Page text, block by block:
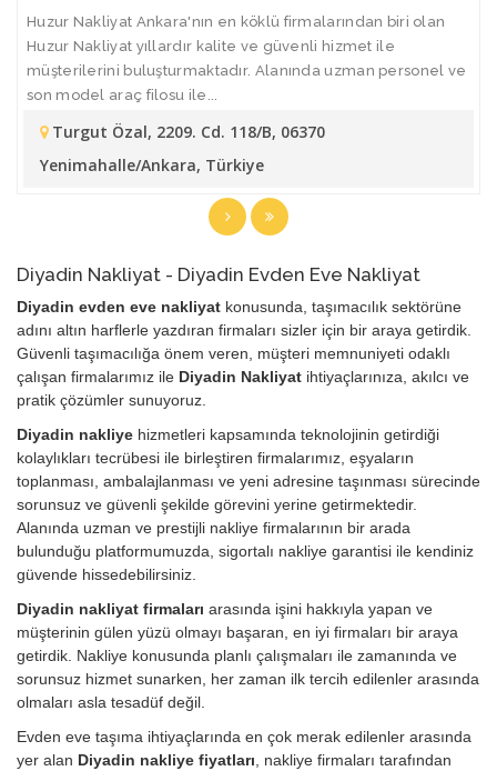
Huzur Nakliyat Ankara'nın en köklü firmalarından biri olan
Huzur Nakliyat yıllardır kalite ve güvenli hizmet ile
müşterilerini buluşturmaktadır. Alanında uzman personel ve
son model araç filosu ile...
Turgut Özal, 2209. Cd. 118/B, 06370
Yenimahalle/Ankara, Türkiye
Diyadin Nakliyat - Diyadin Evden Eve Nakliyat
Diyadin evden eve nakliyat konusunda, taşımacılık sektörüne
adını altın harflerle yazdıran firmaları sizler için bir araya getirdik.
Güvenli taşımacılığa önem veren, müşteri memnuniyeti odaklı
çalışan firmalarımız ile Diyadin Nakliyat ihtiyaçlarınıza, akılcı ve
pratik çözümler sunuyoruz.
Diyadin nakliye hizmetleri kapsamında teknolojinin getirdiği
kolaylıkları tecrübesi ile birleştiren firmalarımız, eşyaların
toplanması, ambalajlanması ve yeni adresine taşınması sürecinde
sorunsuz ve güvenli şekilde görevini yerine getirmektedir.
Alanında uzman ve prestijli nakliye firmalarının bir arada
bulunduğu platformumuzda, sigortalı nakliye garantisi ile kendiniz
güvende hissedebilirsiniz.
Diyadin nakliyat firmaları arasında işini hakkıyla yapan ve
müşterinin gülen yüzü olmayı başaran, en iyi firmaları bir araya
getirdik. Nakliye konusunda planlı çalışmaları ile zamanında ve
sorunsuz hizmet sunarken, her zaman ilk tercih edilenler arasında
olmaları asla tesadüf değil.
Evden eve taşıma ihtiyaçlarında en çok merak edilenler arasında
yer alan Diyadin nakliye fiyatları , nakliye firmaları tarafından